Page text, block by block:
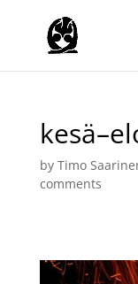
by Timo
comments